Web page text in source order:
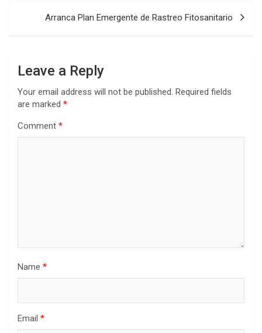
Arranca Plan Emergente de Rastreo Fitosanitario
Leave a Reply
Your email address will not be published. Required fields
are marked *
Comment *
Name *
Email *